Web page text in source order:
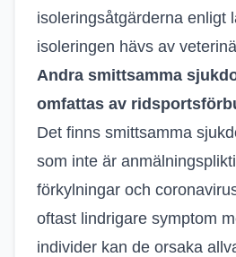
isoleringsåtgärderna enligt
isoleringen hävs av
Andra smittsamma
omfattas av
Det finns smittsamma
som inte är
förkylningar och
oftast lindrigare symptom
individer kan de orsaka